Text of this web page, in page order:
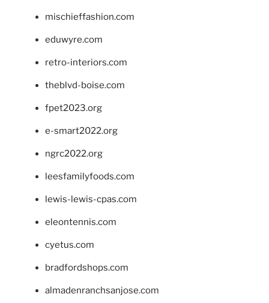
mischieffashion.com
eduwyre.com
retro-interiors.com
theblvd-boise.com
fpet2023.org
e-smart2022.org
ngrc2022.org
leesfamilyfoods.com
lewis-lewis-cpas.com
eleontennis.com
cyetus.com
bradfordshops.com
almadenranchsanjose.com